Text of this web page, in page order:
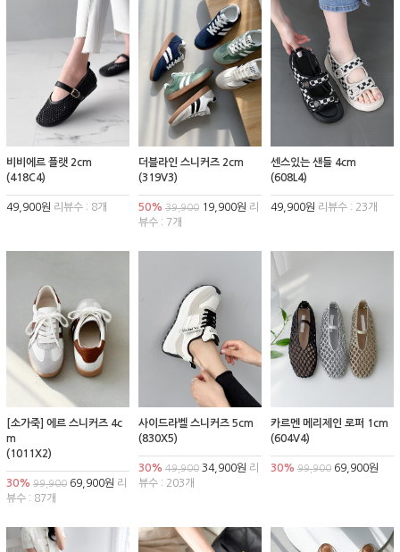
비비에르 플랫 2cm
(418C4)
49,900원 리뷰수 : 8개
더블라인 스니커즈 2cm
(319V3)
50% 39,90019,900원 리
뷰수 : 7개
센스있는 샌들 4cm
(608L4)
49,900원 리뷰수 : 23개
[소가죽] 에르 스니커즈 4c
m
(1011X2)
30% 99,900 69,900원 리
뷰수 : 87개
사이드라벨 스니커즈 5cm
(830X5)
30% 49,90034,900원 리
뷰수 : 203개
카르멘 메리제인 로퍼 1cm
(604V4)
30% 99,90069,900원